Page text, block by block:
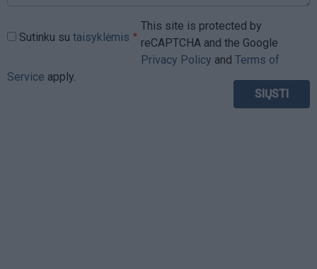
Sutinku su taisyklėmis
This site is protected by
reCAPTCHA and the Google
Privacy Policy and Terms of
Service apply.